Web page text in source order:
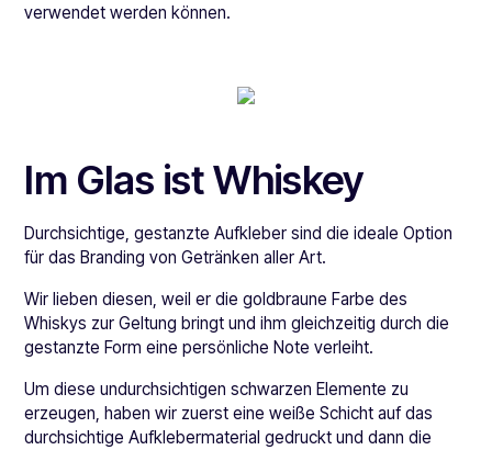
verwendet werden können.
Im Glas ist Whiskey
Durchsichtige, gestanzte Aufkleber sind die ideale Option
für das Branding von Getränken aller Art.
Wir lieben diesen, weil er die goldbraune Farbe des
Whiskys zur Geltung bringt und ihm gleichzeitig durch die
gestanzte Form eine persönliche Note verleiht.
Um diese undurchsichtigen schwarzen Elemente zu
erzeugen, haben wir zuerst eine weiße Schicht auf das
durchsichtige Aufklebermaterial gedruckt und dann die